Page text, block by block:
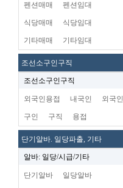
펜션매매 펜션임대
식당매매 식당임대
기타매매 기타임대
조선소구인구직
조선소구인구직
외국인용접 내국인 외국인
구인 구직 용접
단기알바. 일당파출, 기타
알바: 일당/시급/기타
단기알바 일당알바